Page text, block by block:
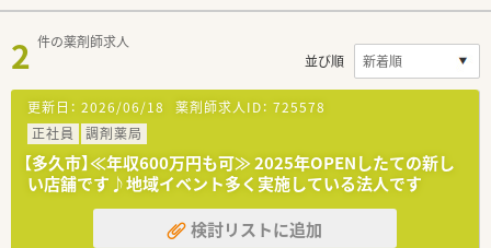
2 件の薬剤師求人
並び順
更新日： 2026/06/18 薬剤師求人ID： 725578
正社員
調剤薬局
【多久市】≪年収600万円も可≫ 2025年OPENしたての新し
い店舗です♪地域イベント多く実施している法人です
検討リストに追加